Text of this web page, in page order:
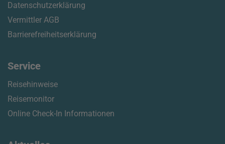
Datenschutzerklärung
Vermittler AGB
Barrierefreiheitserklärung
Service
Reisehinweise
Reisemonitor
Online Check-In Informationen